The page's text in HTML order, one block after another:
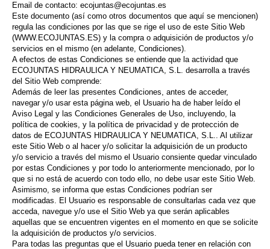
Email de contacto: ecojuntas@ecojuntas.es
Este documento (así como otros documentos que aquí se mencionen)
regula las condiciones por las que se rige el uso de este Sitio Web
(WWW.ECOJUNTAS.ES) y la compra o adquisición de productos y/o
servicios en el mismo (en adelante, Condiciones).
A efectos de estas Condiciones se entiende que la actividad que
ECOJUNTAS HIDRAULICA Y NEUMATICA, S.L. desarrolla a través
del Sitio Web comprende:
Además de leer las presentes Condiciones, antes de acceder,
navegar y/o usar esta página web, el Usuario ha de haber leído el
Aviso Legal y las Condiciones Generales de Uso, incluyendo, la
política de cookies, y la política de privacidad y de protección de
datos de ECOJUNTAS HIDRAULICA Y NEUMATICA, S.L.. Al utilizar
este Sitio Web o al hacer y/o solicitar la adquisición de un producto
y/o servicio a través del mismo el Usuario consiente quedar vinculado
por estas Condiciones y por todo lo anteriormente mencionado, por lo
que si no está de acuerdo con todo ello, no debe usar este Sitio Web.
Asimismo, se informa que estas Condiciones podrían ser
modificadas. El Usuario es responsable de consultarlas cada vez que
acceda, navegue y/o use el Sitio Web ya que serán aplicables
aquellas que se encuentren vigentes en el momento en que se solicite
la adquisición de productos y/o servicios.
Para todas las preguntas que el Usuario pueda tener en relación con